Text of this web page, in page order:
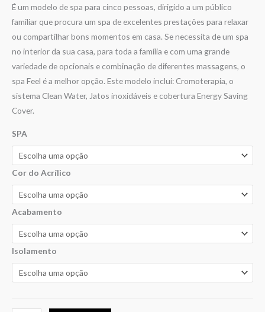
É um modelo de spa para cinco pessoas, dirigido a um público
familiar que procura um spa de excelentes prestações para relaxar
ou compartilhar bons momentos em casa. Se necessita de um spa
no interior da sua casa, para toda a família e com uma grande
variedade de opcionais e combinação de diferentes massagens, o
spa Feel é a melhor opção. Este modelo inclui: Cromoterapia, o
sistema Clean Water, Jatos inoxidáveis e cobertura Energy Saving
Cover.
SPA
Cor do Acrílico
Acabamento
Isolamento